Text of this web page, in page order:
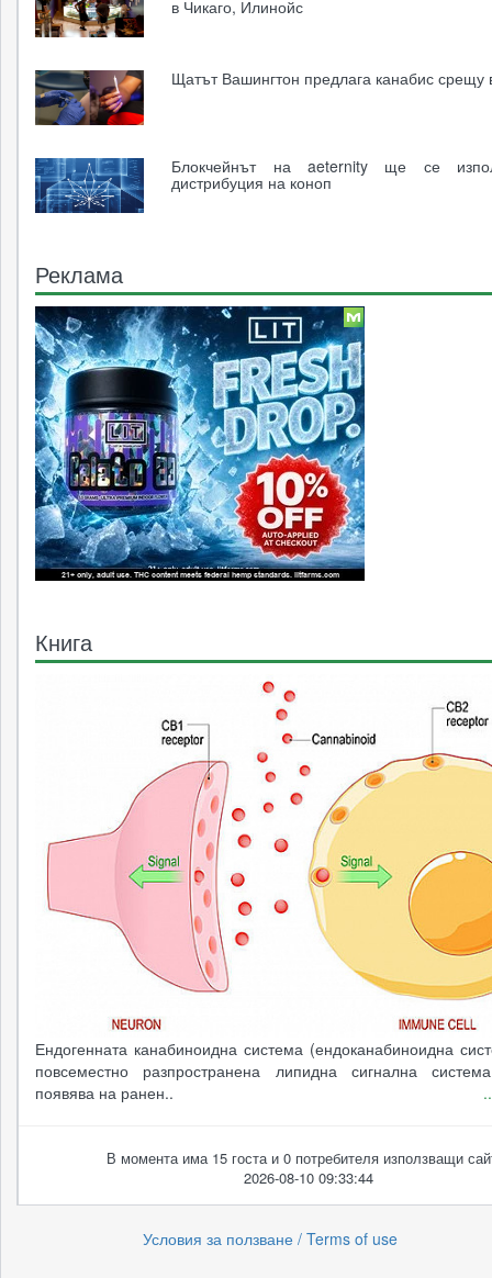
в Чикаго, Илинойс
Щатът Вашингтон предлага канабис срещу
Блокчейнът на aeternity ще се
дистрибуция на коноп
Реклама
Книга
Ендогенната канабиноидна система (ендоканабиноидна
повсеместно разпространена липидна сигнална
появява на ранен..
В момента има 15 госта и 0 потребителя използващи
2026-08-10 09:33:44
Условия за ползване / Terms of use